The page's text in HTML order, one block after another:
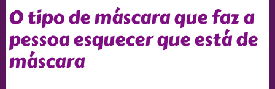
O tipo de máscara que faz a
pessoa esquecer que está de
máscara